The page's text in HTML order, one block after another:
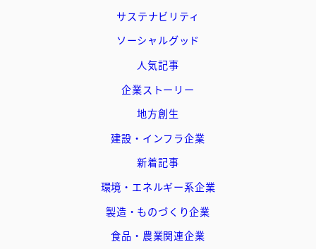
サステナビリティ
ソーシャルグッド
人気記事
企業ストーリー
地方創生
建設・インフラ企業
新着記事
環境・エネルギー系企業
製造・ものづくり企業
食品・農業関連企業